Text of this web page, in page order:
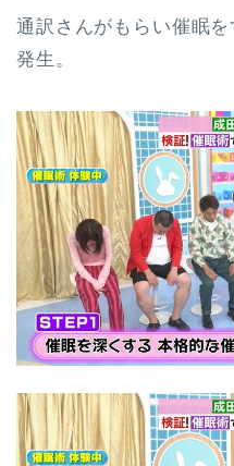
通訳さんがもらい催眠
発生。